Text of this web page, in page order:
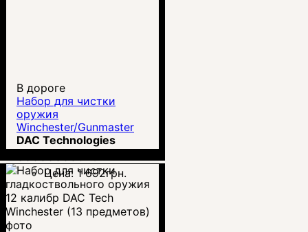
В дороге
Набор для чистки
оружия
Winchester/Gunmaster
калибр .223/5.56 DAC
Tech (17 предметов)
DAC Technologies
Цена: 1 692грн.